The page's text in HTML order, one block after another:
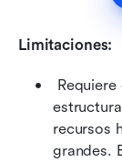
Limitaciones:
recursos
grandes.